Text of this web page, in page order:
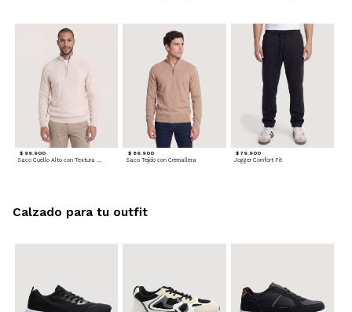
$ 99.900
Saco Cuello Alto con Textura Trenzada
$ 89.900
Saco Tejido con Cremallera
$ 79.900
Jogger Comfort Fit
Calzado para tu outfit